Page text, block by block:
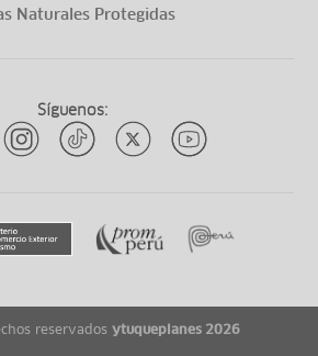
Naturales Protegidas
Síguenos:
reservados ytuqueplanes 2026